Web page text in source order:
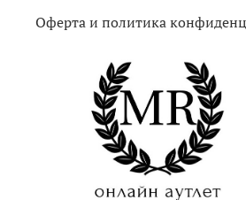
Оферта и политика